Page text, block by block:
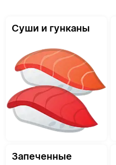
Суши и гунканы
Запеченные